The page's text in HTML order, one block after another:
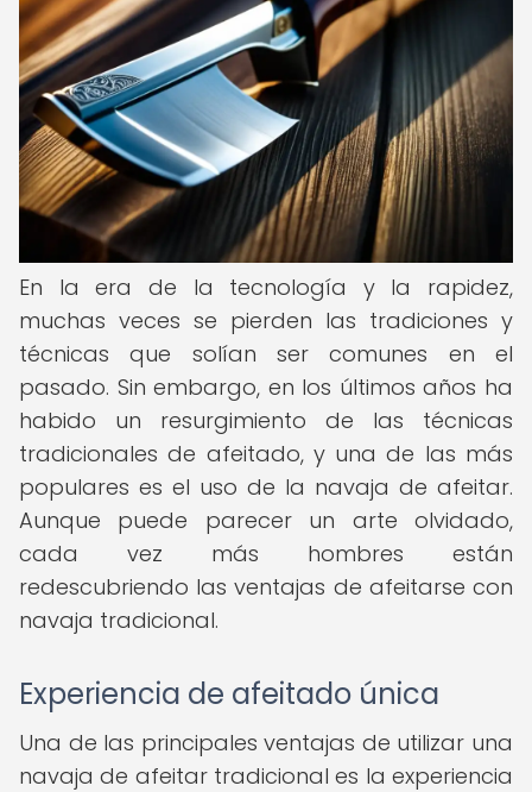
En la era de la tecnología y la rapidez,
muchas veces se pierden las tradiciones y
técnicas que solían ser comunes en el
pasado. Sin embargo, en los últimos años ha
habido un resurgimiento de las técnicas
tradicionales de afeitado, y una de las más
populares es el uso de la navaja de afeitar.
Aunque puede parecer un arte olvidado,
cada vez más hombres están
redescubriendo las ventajas de afeitarse con
navaja tradicional.
Experiencia de afeitado única
Una de las principales ventajas de utilizar una
navaja de afeitar tradicional es la experiencia